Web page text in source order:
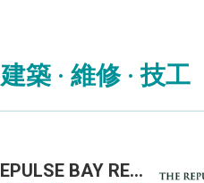
建築 · 維修 · 技工
THE REPULSE BAY RECRUITMENT DAY 淺水灣影灣園人才招聘會